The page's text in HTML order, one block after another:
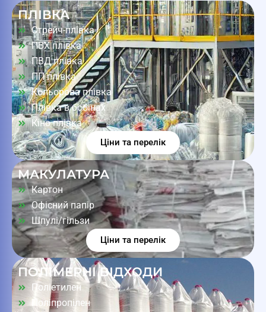
ПЛІВКА
Стрейч-плівка
ПВХ плівка
ПВД плівка
ПП плівка
Кольорова плівка
Плівка в бобінах
Кіно плівка
Ціни та перелік
МАКУЛАТУРА
Картон
Офісний папір
Шпулі/гільзи
Ціни та перелік
ПОЛІМЕРНІ ВІДХОДИ
Поліетилен
Поліпропілен